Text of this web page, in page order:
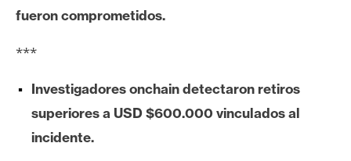
h
e
r
fueron comprometidos.
***
Investigadores onchain detectaron retiros
superiores a USD $600.000 vinculados al
incidente.